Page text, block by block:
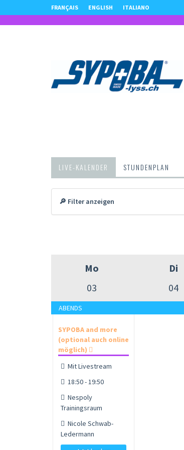
FRANÇAIS ENGLISH ITALIANO
LIVE-KALENDER STUNDENPLAN
🔎 Filter anzeigen
Mo
03
Di
04
ABENDS
SYPOBA and more
(optional auch online
möglich)
Mit Livestream
18:50 - 19:50
Nespoly
Trainingsraum
Nicole Schwab-
Ledermann